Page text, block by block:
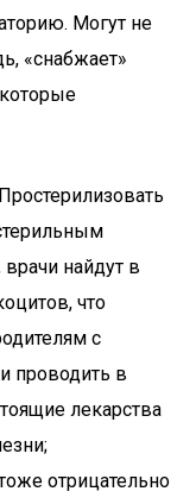
Могут не
«снабжает»
найдут в
что
с
проводить в
лекарства
отрицательно